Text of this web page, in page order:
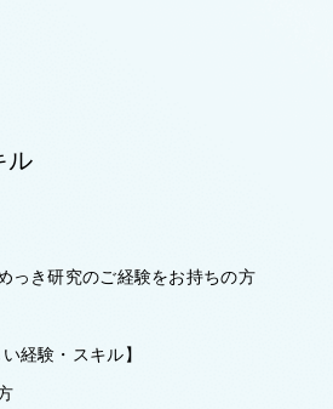
ル
っき研究のご経験をお持ちの方
経験・スキル】